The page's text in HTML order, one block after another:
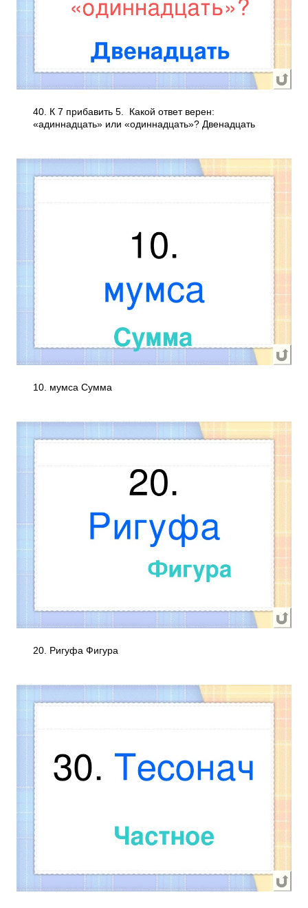
40. К 7 прибавить 5. Какой ответ верен:
«адиннадцать» или «одиннадцать»? Двенадцать
10. мумса Сумма
20. Ригуфа Фигура